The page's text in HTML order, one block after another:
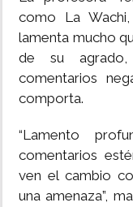
como La
lamenta mucho
de su agrado,
comentarios
comporta.
“Lamento
comentarios
ven el cambio
una amenaza”,